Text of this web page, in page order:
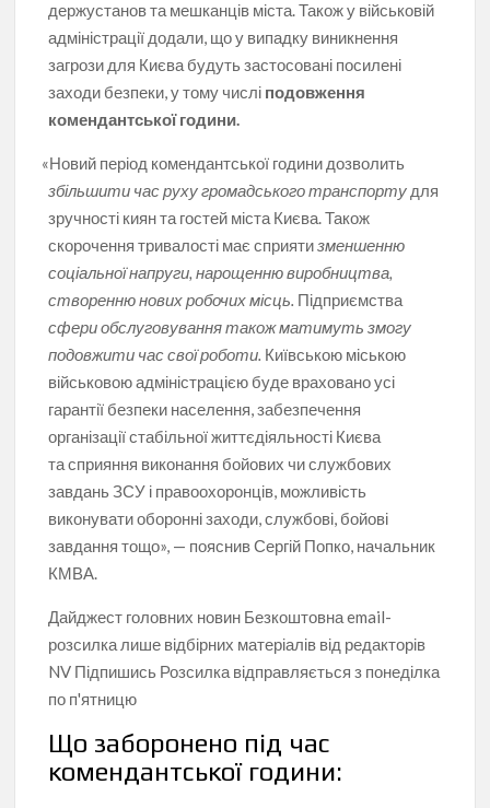
держустанов та мешканців міста. Також у військовій
адміністрації додали, що у випадку виникнення
загрози для Києва будуть застосовані посилені
заходи безпеки, у тому числі подовження
комендантської години.
«Новий період комендантської години дозволить
збільшити час руху громадського транспорту для
зручності киян та гостей міста Києва. Також
скорочення тривалості має сприятизменшенню
соціальної напруги, нарощенню виробництва,
створенню нових робочих місць. Підприємства
сфери обслуговування також матимуть змогу
подовжити час свої роботи. Київською міською
військовою адміністрацією буде враховано усі
гарантії безпеки населення, забезпечення
організації стабільної життєдіяльності Києва
та сприяння виконання бойових чи службових
завдань ЗСУ і правоохоронців, можливість
виконувати оборонні заходи, службові, бойові
завдання тощо», — пояснив Сергій Попко, начальник
КМВА.
Дайджест головних новин Безкоштовна email-
розсилка лише відбірних матеріалів від редакторів
NV Підпишись Розсилка відправляється з понеділка
по п'ятницю
Що заборонено під час
комендантської години: